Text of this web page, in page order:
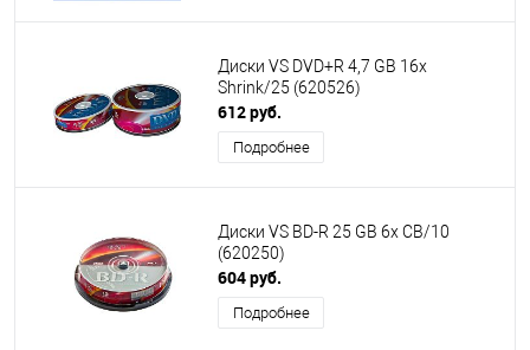
Диски VS DVD+R 4,7 GB 16x
Shrink/25 (620526)
612 руб.
Подробнее
Диски VS BD-R 25 GB 6x CB/10
(620250)
604 руб.
Подробнее